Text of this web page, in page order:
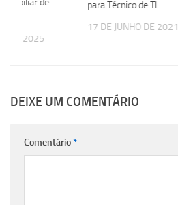
para Técnico de TI
17 DE JUNHO DE 2021
DE 2025
DEIXE UM COMENTÁRIO
Comentário*